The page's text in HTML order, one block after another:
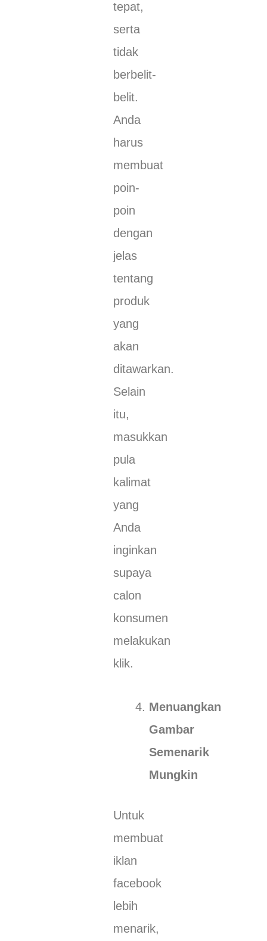
tepat,
serta
tidak
berbelit-
belit.
Anda
harus
membuat
poin-
poin
dengan
jelas
tentang
produk
yang
akan
ditawarkan.
Selain
itu,
masukkan
pula
kalimat
yang
Anda
inginkan
supaya
calon
konsumen
melakukan
klik.
Menuangkan
Gambar
Semenarik
Mungkin
Untuk
membuat
iklan
facebook
lebih
menarik,